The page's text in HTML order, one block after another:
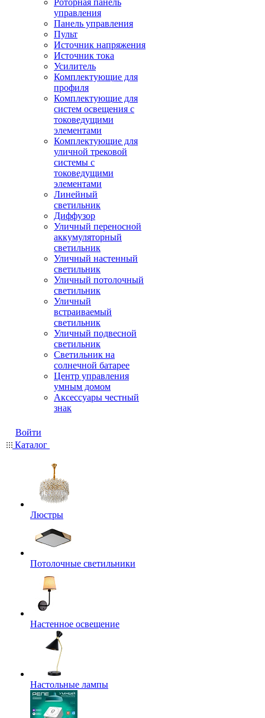
Роторная панель
управления
Панель управления
Пульт
Источник напряжения
Источник тока
Усилитель
Комплектующие для
профиля
Комплектующие для
систем освещения с
токоведущими
элементами
Комплектующие для
уличной трековой
системы с
токоведущими
элементами
Линейный
светильник
Диффузор
Уличный переносной
аккумуляторный
светильник
Уличный настенный
светильник
Уличный потолочный
светильник
Уличный
встраиваемый
светильник
Уличный подвесной
светильник
Светильник на
солнечной батарее
Центр управления
умным домом
Аксессуары честный
знак
Войти
Каталог
Люстры
Потолочные светильники
Настенное освещение
Настольные лампы